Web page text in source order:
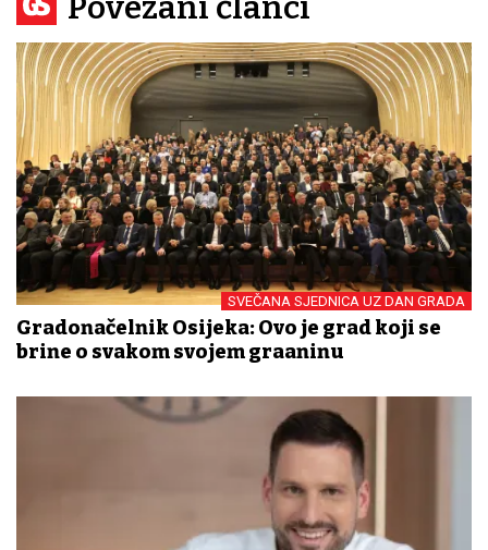
Povezani članci
SVEČANA SJEDNICA UZ DAN GRADA
Gradonačelnik Osijeka: Ovo je grad koji se
brine o svakom svojem građaninu